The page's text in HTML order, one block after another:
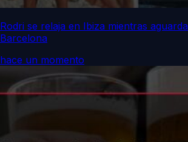
Rodri se relaja en Ibiza mientras
Barcelona
hace un momento